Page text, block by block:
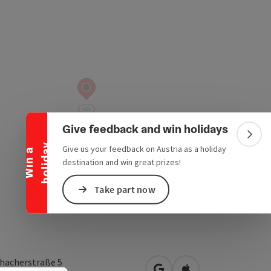
W
i
n
a
h
o
l
i
d
a y
Collapse banner Give feedback and win holidays
Give us your feedback on Austria as a holiday
destination and win great prizes!
Take part now
5